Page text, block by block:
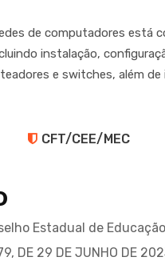
de computadores está
instalação,
e switches, além
CFT/CEE/MEC
Estadual de Educação
DE 29 DE JUNHO DE